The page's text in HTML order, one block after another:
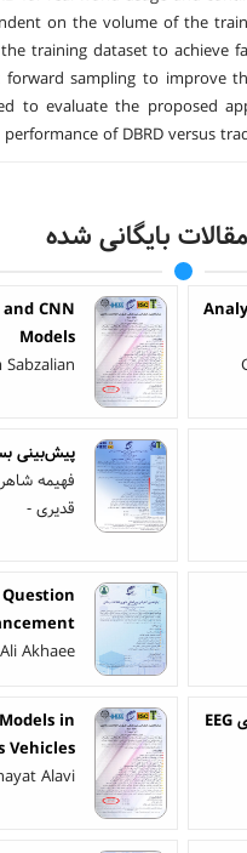
on the volume of the
training dataset to achieve
sampling to improve
to evaluate the proposed
of DBRD versus
بایگانی شده
CNN
Models
Sabzalian
پیش‌بینی
فهیمه
قدیری -
Akhaee
ارائه تکنیک یادگیری چندهسته ای مبتنی بر روش بهینه سازی برای مسئله دسته بندی سیگنال های EEG
in
Vehicles
Alavi